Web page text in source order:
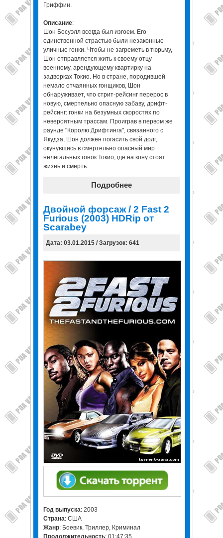
Гриффин.
Описание:
Шон Босуэлл всегда был изгоем. Его
единственной страстью были незаконные
уличные гонки. Чтобы не загреметь в тюрьму,
Шон отправляется жить к своему отцу-
военному, арендующему квартирку на
задворках Токио. Но в стране, породившей
немало отчаянных гонщиков, Шон
обнаруживает, что стрит-рейсинг перерос в
новую, смертельно опасную забаву, дрифт-
рейсинг: гонки на безумных скоростях по
невероятным трассам. Проиграв в первом же
раунде "Королю Дрифтинга", связанного с
Якудза, Шон должен погасить свой долг,
окунувшись в смертельно опасный мир
нелегальных гонок Токио, где на кону стоят
жизнь и смерть.
Подробнее
Двойной форсаж / 2 Fast 2
Furious (2003) HDRip от
Scarabey
Дата: 03.01.2015 / Загрузок: 641
Год выпуска: 2003
Страна: США
Жанр: Боевик, Триллер, Криминал
Продолжительность: 01:47:35